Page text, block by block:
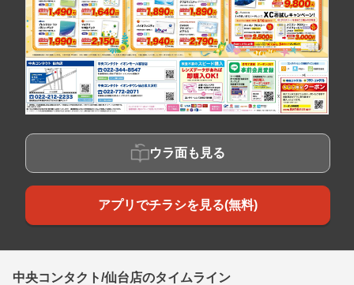
ウラ面も見る
アプリでチラシを見る(無料)
中央コンタクト/仙台店のタイムライン